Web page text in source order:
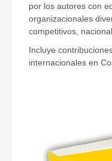
por los autores con
organizacionales
competitivos,
Incluye
internacionales en